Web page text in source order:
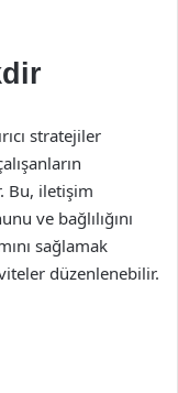
stratejiler
Bu, iletişim
ve bağlılığını
sağlamak
düzenlenebilir.